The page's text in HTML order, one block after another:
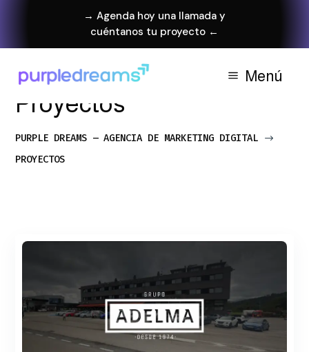
→ Agenda hoy una llamada y
cuéntanos tu proyecto ←
Menú
Proyectos
PURPLE DREAMS – AGENCIA DE MARKETING DIGITAL $
PROYECTOS